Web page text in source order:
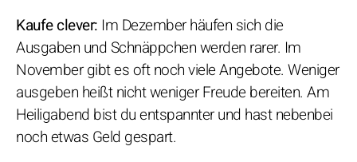
Kaufe clever: Im Dezember häufen sich die
Ausgaben und Schnäppchen werden rarer. Im
November gibt es oft noch viele Angebote. Weniger
ausgeben heißt nicht weniger Freude bereiten. Am
Heiligabend bist du entspannter und hast nebenbei
noch etwas Geld gespart.